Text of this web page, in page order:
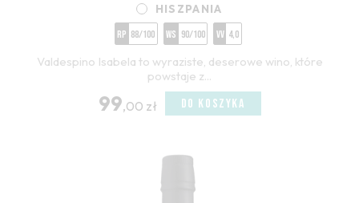
HISZPANIA
RP 88/100 WS 90/100 VV 4,0
Valdespino Isabela to wyraziste, deserowe wino, które
powstaje z...
99,00 zł DO KOSZYKA